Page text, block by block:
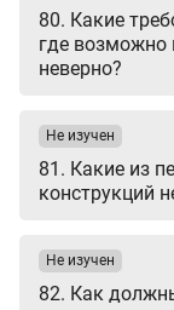
80. Какие
где возможно
неверно?
81. Какие из
конструкций
Не изучен
82. Как
Не изучен